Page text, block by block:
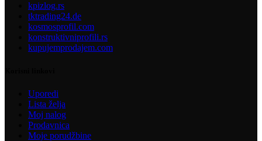
kpizlog.rs
tktrading24.de
kosmosprofil.com
konstruktivniprofili.rs
kupujemprodajem.com
Uporedi
Lista želja
Moj nalog
Prodavnica
Moje porudžbine